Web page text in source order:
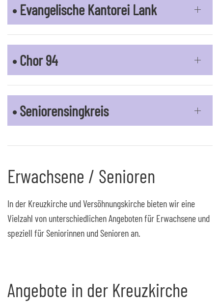
• Evangelische Kantorei Lank
• Chor 94
• Seniorensingkreis
Erwachsene / Senioren
In der Kreuzkirche und Versöhnungskirche bieten wir eine
Vielzahl von unterschiedlichen Angeboten für Erwachsene und
speziell für Seniorinnen und Senioren an.
Angebote in der Kreuzkirche